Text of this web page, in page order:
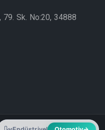
Sk. No:20, 34888